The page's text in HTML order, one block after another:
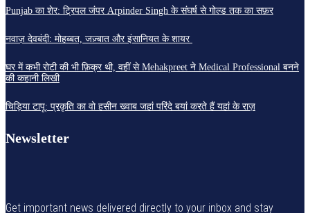
Punjab का शेर: ट्रिपल जंपर Arpinder Singh के संघर्ष से गोल्ड तक का सफ़र
नवाज़ देवबंदी: मोहब्बत, जज़्बात और इंसानियत के शायर
घर में कभी रोटी की भी फ़िक्र थी, वहीं से Mehakpreet ने Medical Professional बनने
की कहानी लिखी
चिड़िया टापू: प्रकृति का वो हसीन ख्वाब जहां परिंदे बयां करते हैं यहां के राज़
Newsletter
Get important news delivered directly to your inbox and stay